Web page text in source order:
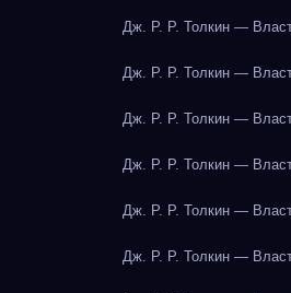
Дж. Р. Р. Толкин —
Дж. Р. Р. Толкин —
Дж. Р. Р. Толкин —
Дж. Р. Р. Толкин —
Дж. Р. Р. Толкин —
Дж. Р. Р. Толкин —